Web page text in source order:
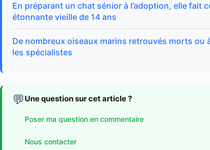
En préparant un chat sénior à l’adoption, elle fait
étonnante vieille de 14 ans
De nombreux oiseaux marins retrouvés morts ou
les spécialistes
💬 Une question sur cet article ?
Poser ma question en commentaire
Nous contacter